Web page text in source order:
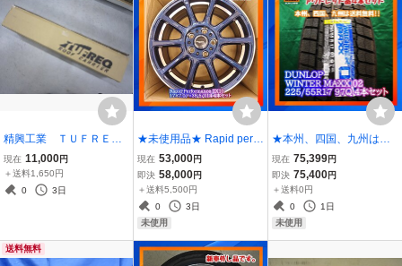
精興工業 ＴＵＦＲＥ
Ｑ Ｕシリーズ ＵＬ３
１ ルーフキャリア 開
封未使用品
現在 11,000円
＋送料1,650円
0
3日
★未使用品★ Rapid perfo
rmance ZX10 17×7.0J
+38 5/114 ４本セット
現在 53,000円
即決 58,000円
＋送料5,500円
0
3日
未使用
★本州、四国、九州は送
料無料(個人宅も無料）★
★正規品★ ★未使用
品★ DUNLOP WINTER
MAXX 02 225/55R17 ４
本セット
現在 75,399円
即決 75,400円
＋送料0円
0
1日
未使用
送料無料